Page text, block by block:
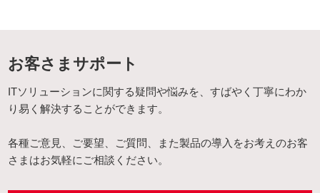
お客さまサポート
ITソリューションに関する疑問や悩みを、すばやく丁寧にわか
り易く解決することができます。
各種ご意見、ご要望、ご質問、また製品の導入をお考えのお客
さまはお気軽にご相談ください。